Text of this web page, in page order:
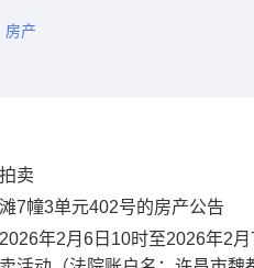
房产
卖
7幢3单元402号的房产公告
2026年2月 6 日 10时至2026年2月